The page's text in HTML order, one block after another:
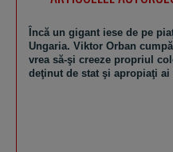
Încă un gigant iese de pe
Ungaria. Viktor Orban
vrea să-şi creeze propriul
deţinut de stat şi apropiaţi ai